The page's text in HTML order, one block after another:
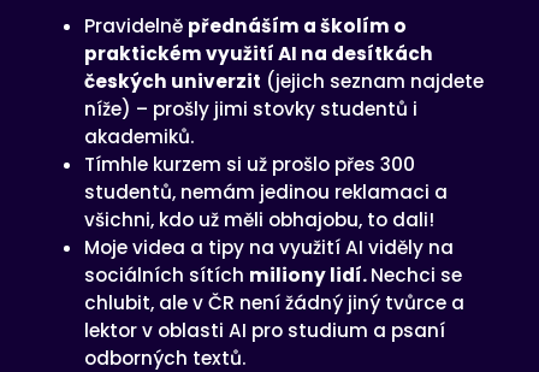
Pravidelně přednáším a školím o
praktickém využití AI na desítkách
českých univerzit (jejich seznam najdete
níže) – prošly jimi stovky studentů i
akademiků.
Tímhle kurzem si už prošlo přes 300
studentů, nemám jedinou reklamaci a
všichni, kdo už měli obhajobu, to dali!
Moje videa a tipy na využití AI viděly na
sociálních sítích miliony lidí.Nechci se
chlubit, ale v ČR není žádný jiný tvůrce a
lektor v oblasti AI pro studium a psaní
odborných textů.